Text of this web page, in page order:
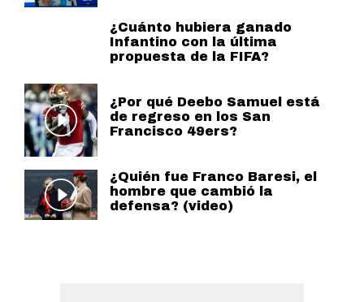
¿Cuánto hubiera ganado
Infantino con la última
propuesta de la FIFA?
¿Por qué Deebo Samuel está
de regreso en los San
Francisco 49ers?
¿Quién fue Franco Baresi, el
hombre que cambió la
defensa? (video)